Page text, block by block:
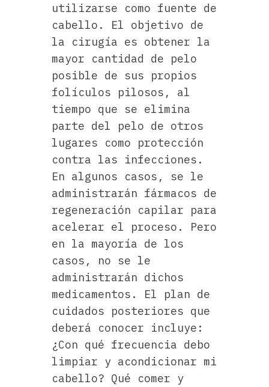
utilizarse como fuente de
cabello. El objetivo de
la cirugía es obtener la
mayor cantidad de pelo
posible de sus propios
folículos pilosos, al
tiempo que se elimina
parte del pelo de otros
lugares como protección
contra las infecciones.
En algunos casos, se le
administrarán fármacos de
regeneración capilar para
acelerar el proceso. Pero
en la mayoría de los
casos, no se le
administrarán dichos
medicamentos. El plan de
cuidados posteriores que
deberá conocer incluye:
¿Con qué frecuencia debo
limpiar y acondicionar mi
cabello? Qué comer y